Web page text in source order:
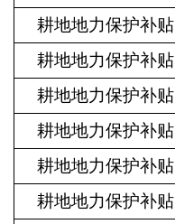
耕地地力保护补贴
耕地地力保护补贴
耕地地力保护补贴
耕地地力保护补贴
耕地地力保护补贴
耕地地力保护补贴